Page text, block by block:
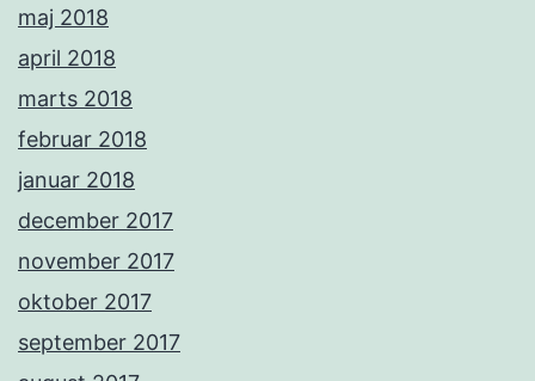
maj 2018
april 2018
marts 2018
februar 2018
januar 2018
december 2017
november 2017
oktober 2017
september 2017